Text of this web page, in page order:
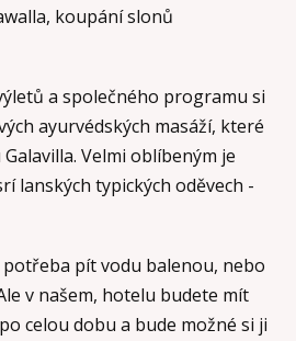
koupání slonů
a společného programu si
ayurvédských masáží, které
Velmi oblíbeným je
lanských typických oděvech -
potřeba pít vodu balenou, nebo
v našem, hotelu budete mít
celou dobu a bude možné si ji